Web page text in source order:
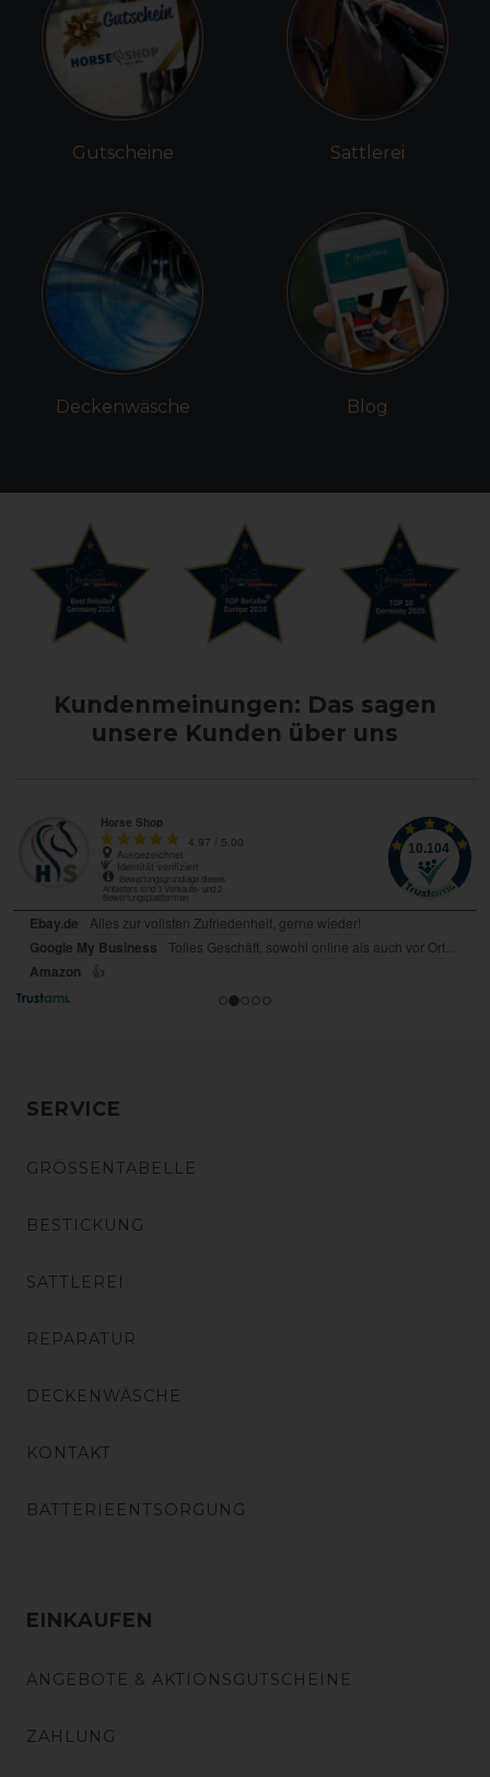
Gutscheine
Deckenwäsche
Sattlerei
Blog
Kundenmeinungen: Das sagen
unsere Kunden über uns
SERVICE
GRÖSSENTABELLE
BESTICKUNG
SATTLEREI
REPARATUR
DECKENWÄSCHE
KONTAKT
BATTERIEENTSORGUNG
EINKAUFEN
ANGEBOTE & AKTIONSGUTSCHEINE
ZAHLUNG